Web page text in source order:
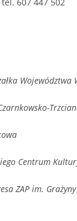
Centrum
ZAP im.